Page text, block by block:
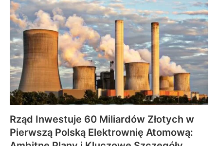
Rząd Inwestuje 60 Miliardów Złotych w
Pierwszą Polską Elektrownię Atomową: